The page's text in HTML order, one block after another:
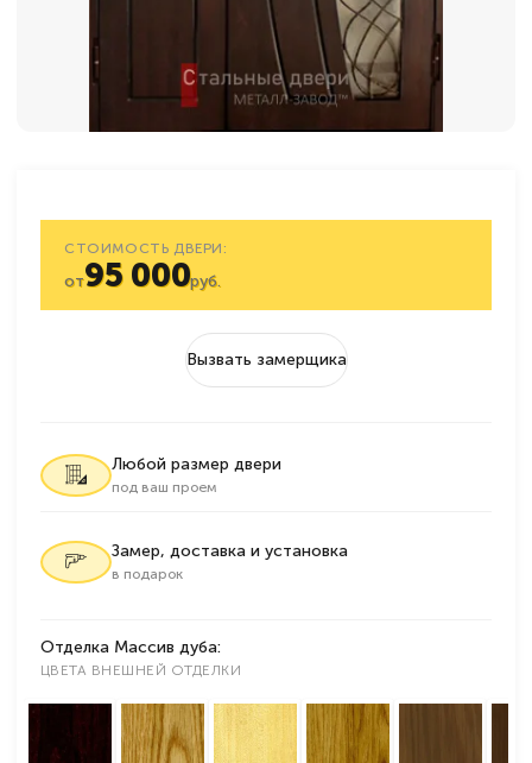
СТОИМОСТЬ ДВЕРИ:
от95 000руб.
Вызвать замерщика
Любой размер двери
под ваш проем
Замер, доставка и установка
в подарок
Отделка Массив дуба:
ЦВЕТА ВНЕШНЕЙ ОТДЕЛКИ